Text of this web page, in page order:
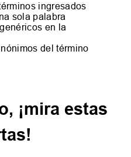
ingresados
sola palabra
en la
del término
¡mira estas